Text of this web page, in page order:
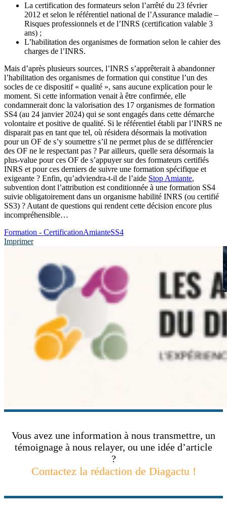
La certification des formateurs selon l’arrêté du 23 février
2012 et selon le référentiel national de l’Assurance maladie –
Risques professionnels et de l’INRS (certification valable 3
ans) ;
L’habilitation des organismes de formation selon le cahier des
charges de l’INRS.
Mais d’après plusieurs sources, l’INRS s’apprêterait à abandonner
l’habilitation des organismes de formation qui constitue l’un des
socles de ce dispositif « qualité », sans aucune explication pour le
moment. Si cette information venait à être confirmée, elle
condamnerait donc la valorisation des 17 organismes de formation
SS4 (au 24 janvier 2024) qui se sont engagés dans cette démarche
volontaire et positive de qualité. Si le référentiel établi par l’INRS ne
disparait pas en tant que tel, où résidera désormais la motivation
pour un OF de s’y soumettre s’il ne permet plus de se différencier
des OF ne le respectant pas ? Par ailleurs, quelle sera désormais la
plus-value pour ces OF de s’appuyer sur des formateurs certifiés
INRS et pour ces derniers de suivre une formation spécifique et
exigeante ? Enfin, qu’adviendra-t-il de l’aide Stop Amiante,
subvention dont l’attribution est conditionnée à une formation SS4
suivie obligatoirement dans un organisme habilité INRS (ou certifié
SS3) ? Autant de questions qui rendent cette décision encore plus
incompréhensible…
Formation - CertificationAmianteSS4
Imprimer
Vous avez une information à nous transmettre, un
témoignage à nous relayer, ou une idée d’article
?
Contactez la rédaction de Diagactu !